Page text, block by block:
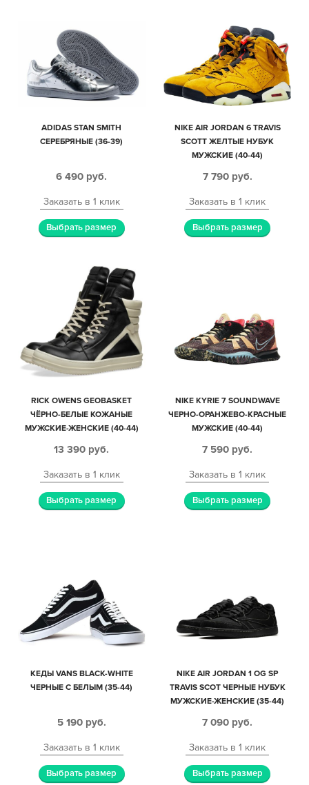
ADIDAS STAN SMITH
СЕРЕБРЯНЫЕ (36-39)
6 490 руб.
Заказать в 1 клик
Выбрать размер
NIKE AIR JORDAN 6 TRAVIS
SCOTT ЖЕЛТЫЕ НУБУК
МУЖСКИЕ (40-44)
7 790 руб.
Заказать в 1 клик
Выбрать размер
RICK OWENS GEOBASKET
ЧЁРНО-БЕЛЫЕ КОЖАНЫЕ
МУЖСКИЕ-ЖЕНСКИЕ (40-44)
13 390 руб.
Заказать в 1 клик
Выбрать размер
NIKE KYRIE 7 SOUNDWAVE
ЧЕРНО-ОРАНЖЕВО-КРАСНЫЕ
МУЖСКИЕ (40-44)
7 590 руб.
Заказать в 1 клик
Выбрать размер
КЕДЫ VANS BLACK-WHITE
ЧЕРНЫЕ С БЕЛЫМ (35-44)
5 190 руб.
Заказать в 1 клик
Выбрать размер
NIKE AIR JORDAN 1 OG SP
TRAVIS SCOT ЧЕРНЫЕ НУБУК
МУЖСКИЕ-ЖЕНСКИЕ (35-44)
7 090 руб.
Заказать в 1 клик
Выбрать размер